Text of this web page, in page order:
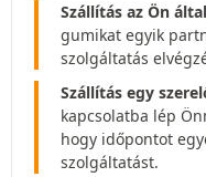
Szállítás az Ön
gumikat egyik
szolgáltatás
Szállítás egy
kapcsolatba lép
hogy időpontot
szolgáltatást.